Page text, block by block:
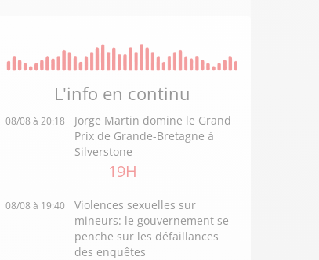
L'info en continu
08/08 à 20:18
Jorge Martin domine le Grand
Prix de Grande-Bretagne à
Silverstone
19H
08/08 à 19:40
Violences sexuelles sur
mineurs: le gouvernement se
penche sur les défaillances
des enquêtes